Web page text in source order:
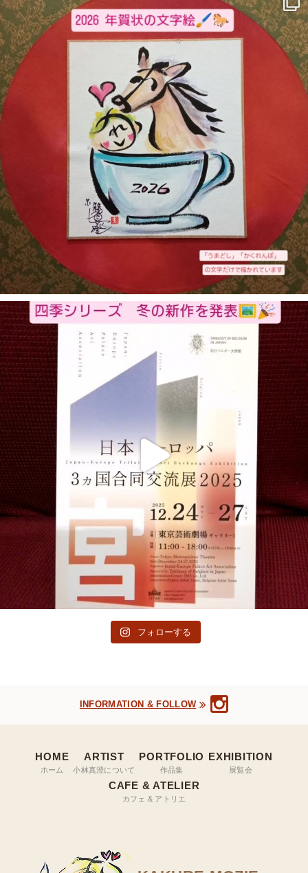
フォローする
INFORMATION & FOLLOW
HOME
ホーム
ARTIST
小林真澄について
PORTFOLIO
作品集
EXHIBITION
展覧会
CAFE & ATELIER
カフェ & アトリエ